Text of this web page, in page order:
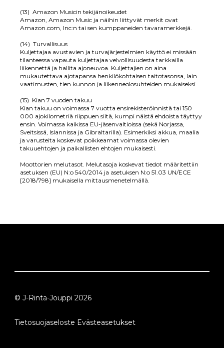
(13) Amazon Musicin tekijänoikeudet
Amazon, Amazon Music ja näihin liittyvät merkit ovat
Amazon.com, Inc:n tai sen kumppaneiden tavaramerkkejä.
(14) Turvallisuus
Kuljettajaa avustavien ja turvajärjestelmien käyttö ei missään
tilanteessa vapauta kuljettajaa velvollisuudesta tarkkailla
liikennettä ja hallita ajoneuvoa. Kuljettajien on aina
mukautettava ajotapansa henkilökohtaisen taitotasonsa, lain
vaatimusten, tien kunnon ja liikenneolosuhteiden mukaiseksi.
(15) Kian 7 vuoden takuu
Kian takuu on voimassa 7 vuotta ensirekisteröinnistä tai 150
000 ajokilometriä riippuen siitä, kumpi näistä ehdoista täyttyy
ensin. Voimassa kaikissa EU-jäsenvaltioissa (sekä Norjassa,
Sveitsissä, Islannissa ja Gibraltarilla). Esimerkiksi akkua, maalia
ja varusteita koskevat poikkeamat voimassa olevien
takuuehtojen ja paikallisten ehtojen mukaisesti.
Moottorien melutasot. Melutasoja koskevat tiedot määritettiin
asetuksen (EU) N:o 540/2014 ja asetuksen N:o 51.03 UN/ECE
[2018/798] mukaisella mittausmenetelmällä.
© J-Rinta-Jouppi 2026
Tietosuojaseloste Evästeasetukset